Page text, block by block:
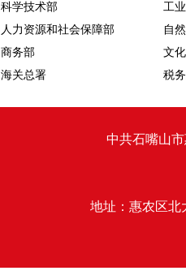
科学技术部
工
人力资源和社会保障部
自
商务部
文
海关总署 税
中共石嘴山
地址：惠农区北